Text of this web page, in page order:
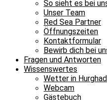
So sieht es bei
Unser Team
Red Sea Partner
Öffnungszeiten
Kontaktformular
Bewirb dich bei
Fragen und Antworten
Wissenswertes
Wetter in
Webcam
Gästebuch